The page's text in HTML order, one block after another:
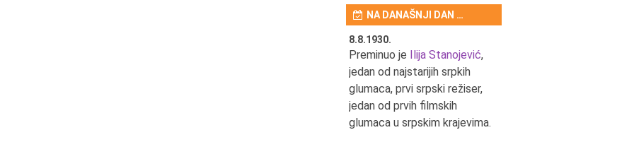
NA DANAŠNJI DAN …
8.8.1930.
Preminuo je Ilija Stanojević,
jedan od najstarijih srpkih
glumaca, prvi srpski režiser,
jedan od prvih filmskih
glumaca u srpskim krajevima.